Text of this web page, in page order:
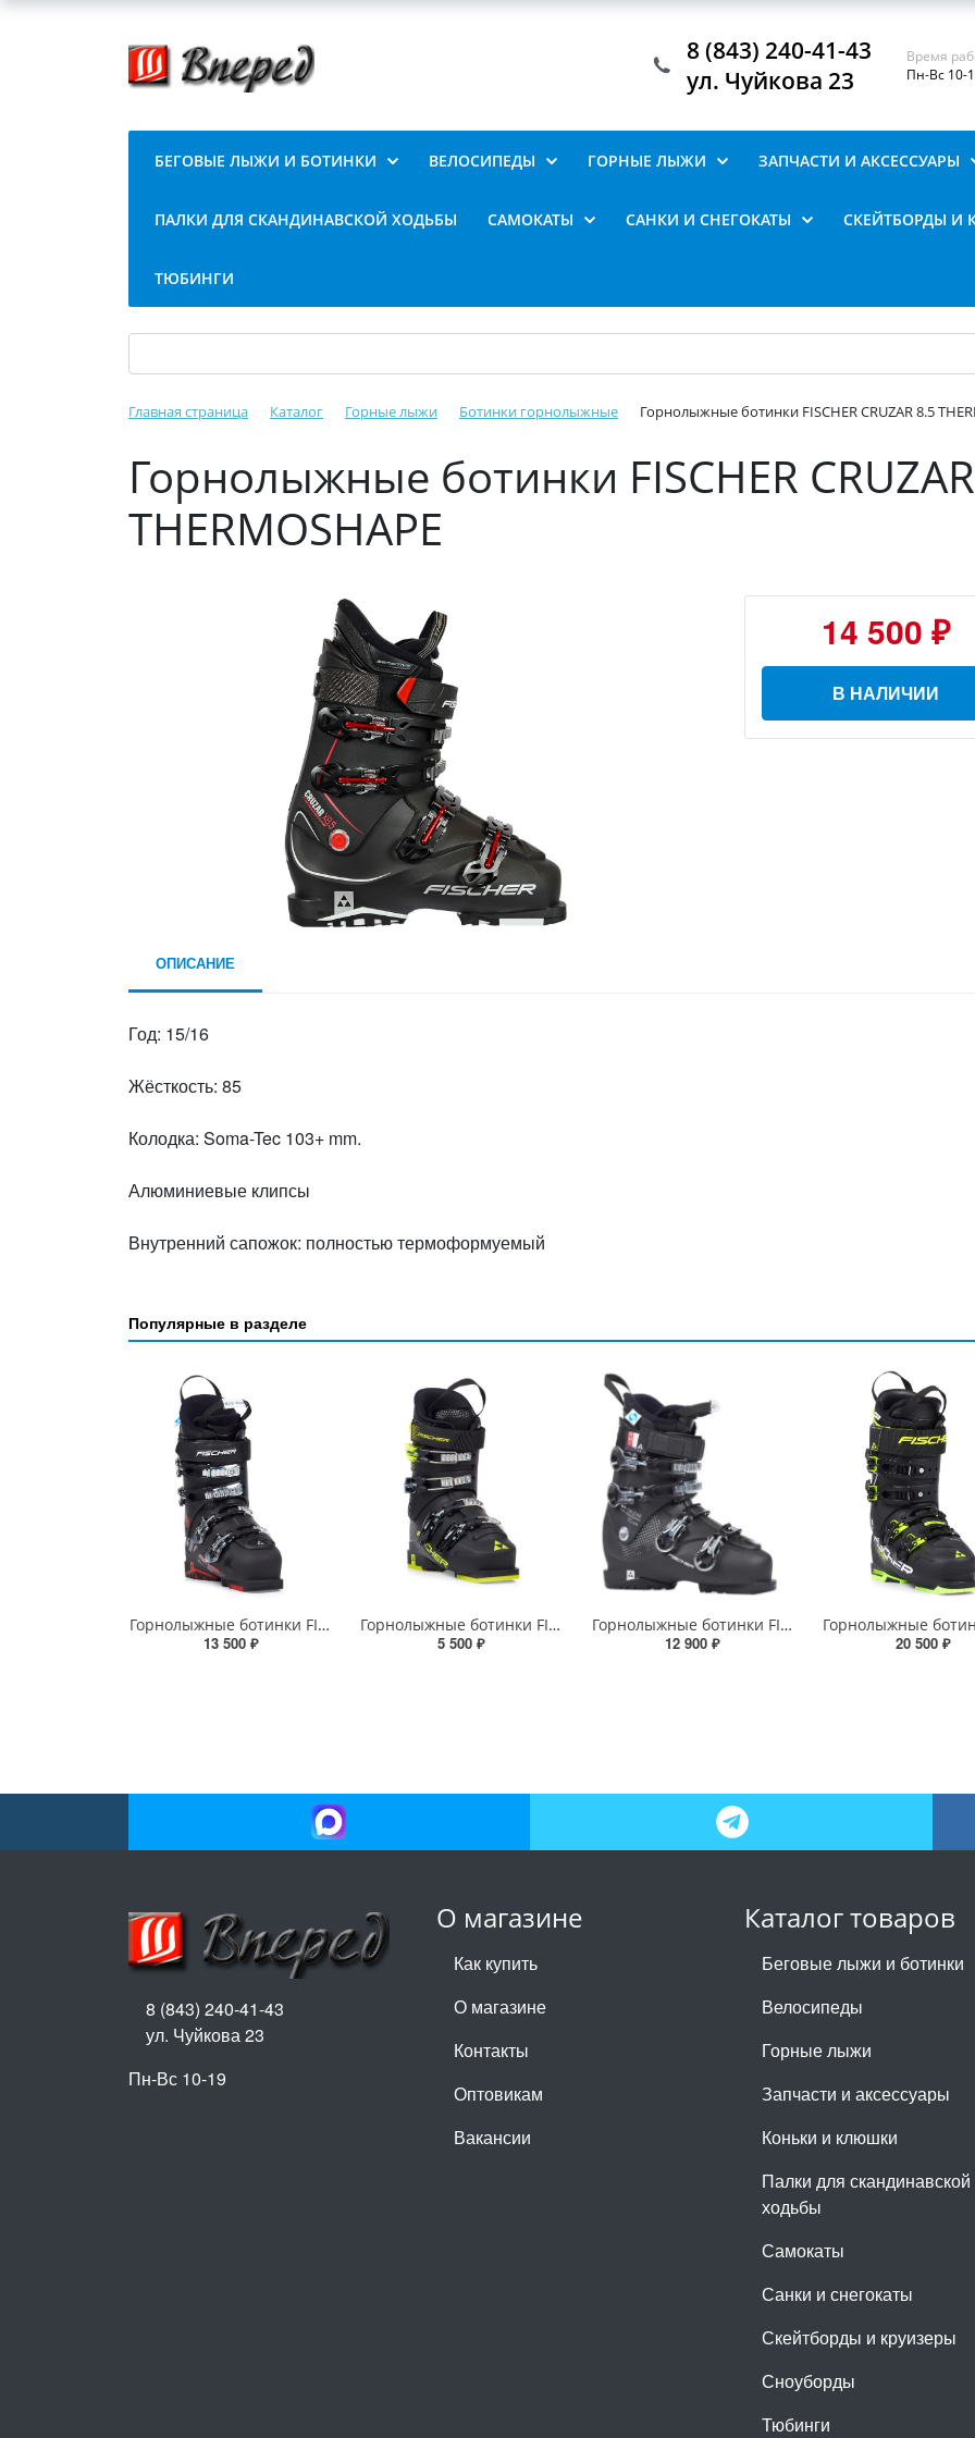
8 (843) 240-41-43
ул. Чуйкова 23
Время
Пн-Вс 10-
БЕГОВЫЕ ЛЫЖИ И БОТИНКИ ВЕЛОСИПЕДЫ ГОРНЫЕ ЛЫЖИ ЗАПЧАСТИ И АКСЕССУАРЫ
ПАЛКИ ДЛЯ СКАНДИНАВСКОЙ ХОДЬБЫ САМОКАТЫ САНКИ И СНЕГОКАТЫ СКЕЙТБОРДЫ И
ТЮБИНГИ
Главная страница Каталог Горные лыжи Ботинки горнолыжные Горнолыжные ботинки FISCHER CRUZAR 8.5
Горнолыжные ботинки FISCHER
THERMOSHAPE
14 500 ₽
В НАЛИЧИИ
ОПИСАНИЕ
Год: 15/16
Жёсткость: 85
Колодка: Soma-Tec 103+ mm.
Алюминиевые клипсы
Внутренний сапожок: полностью термоформуемый
Популярные в разделе
Горнолыжные ботинки FISCHER CRUZAR XTR 80 THERMOSHAPE
13 500 ₽
Горнолыжные ботинки FISCHER RC4 60 JR Thermoshape
5 500 ₽
Горнолыжные ботинки FISCHER MY CRUZAR XTR 70 THERMOSHAPE
12 900 ₽
20 500 ₽
О магазине
Как купить
О магазине
Контакты
Оптовикам
Вакансии
Каталог товаров
Беговые лыжи и ботинки
Велосипеды
Горные лыжи
Запчасти и аксессуары
Коньки и клюшки
Палки для скандинавской
ходьбы
Самокаты
Санки и снегокаты
Скейтборды и круизеры
Сноуборды
Тюбинги
8 (843) 240-41-43
ул. Чуйкова 23
Пн-Вс 10-19